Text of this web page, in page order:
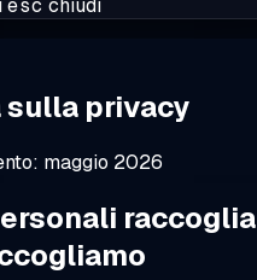
esc chiudi
privacy
maggio 2026